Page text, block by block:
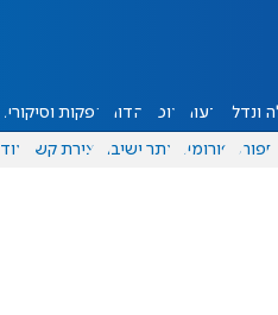
ונדל"ן דעות אוכל יהדות הפקות וסיקורים
ספורט פורומים אתר ישיבה יצירת קשר עוד